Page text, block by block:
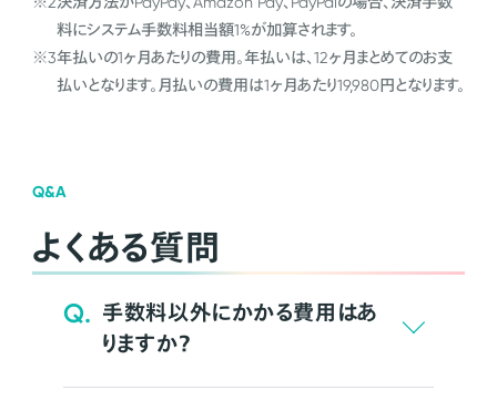
料にシステム手数料相当額1%が加算されます。
※3年払いの1ヶ月あたりの費用。年払いは、12ヶ月まとめてのお支
払いとなります。月払いの費用は1ヶ月あたり19,980円となります。
Q&A
よくある質問
Q. 手数料以外にかかる費用はあ
りますか？